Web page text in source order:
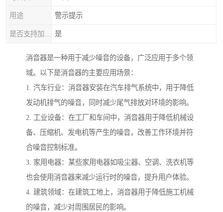
用途 警示提示
是
消音器是一种用于减少噪音的设备，广泛应用于多个领
域。以下是消音器的主要应用场景：
1. 汽车行业：消音器安装在汽车排气系统中，用于降低
发动机排气的噪音，同时减少尾气排放对环境的影响。
2. 工业设备：在工厂和车间中，消音器用于降低机械设
备、压缩机、发电机等产生的噪音，改善工作环境并符
合噪音控制标准。
3. 家用电器：某些家用电器如吸尘器、空调、洗衣机等
也会使用消音器来减少运行时的噪音，提升用户体验。
4. 建筑领域：在建筑工地上，消音器用于降低施工机械
的噪音，减少对周围居民的影响。